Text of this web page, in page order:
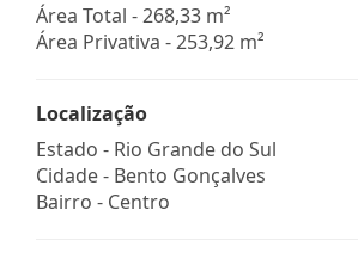
Área Total - 268,33 m²
Área Privativa - 253,92 m²
Localização
Estado - Rio Grande do Sul
Cidade - Bento Gonçalves
Bairro - Centro